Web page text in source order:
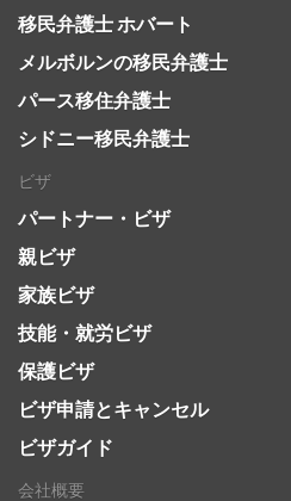
移民弁護士 ホバート
メルボルンの移民弁護士
パース移住弁護士
シドニー移民弁護士
ビザ
パートナー・ビザ
親ビザ
家族ビザ
技能・就労ビザ
保護ビザ
ビザ申請とキャンセル
ビザガイド
会社概要